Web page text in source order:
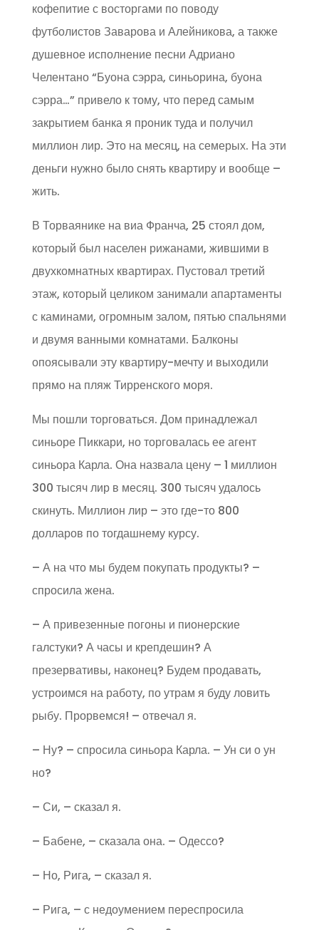
кофепитие с восторгами по поводу
футболистов Заварова и Алейникова, а также
душевное исполнение песни Адриано
Челентано “Буона сэрра, синьорина, буона
сэрра…” привело к тому, что перед самым
закрытием банка я проник туда и получил
миллион лир. Это на месяц, на семерых. На эти
деньги нужно было снять квартиру и вообще –
жить.
В Торваянике на виа Франча, 25 стоял дом,
который был населен рижанами, жившими в
двухкомнатных квартирах. Пустовал третий
этаж, который целиком занимали апартаменты
с каминами, огромным залом, пятью спальнями
и двумя ванными комнатами. Балконы
опоясывали эту квартиру-мечту и выходили
прямо на пляж Тирренского моря.
Мы пошли торговаться. Дом принадлежал
синьоре Пиккари, но торговалась ее агент
синьора Карла. Она назвала цену – 1 миллион
300 тысяч лир в месяц. 300 тысяч удалось
скинуть. Миллион лир – это где-то 800
долларов по тогдашнему курсу.
– А на что мы будем покупать продукты? –
спросила жена.
– А привезенные погоны и пионерские
галстуки? А часы и крепдешин? А
презервативы, наконец? Будем продавать,
устроимся на работу, по утрам я буду ловить
рыбу. Прорвемся! – отвечал я.
– Ну? – спросила синьора Карла. – Ун си о ун
но?
– Си, – сказал я.
– Бабене, – сказала она. – Одессо?
– Но, Рига, – сказал я.
– Рига, – с недоумением переспросила